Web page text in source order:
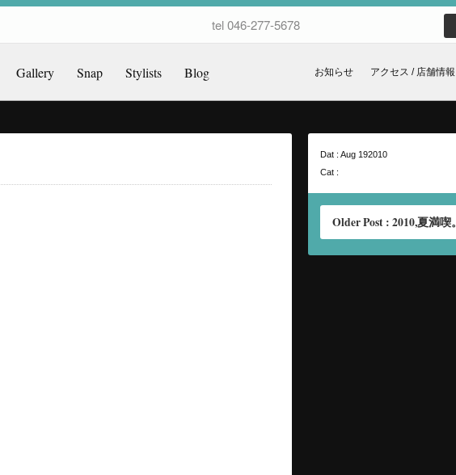
tel 046-277-5678
Gallery Snap Stylists Blog アクセス / 店舗情報
お知らせ
Dat : Aug 192010
Cat :
Older Post : 2010,夏満喫。